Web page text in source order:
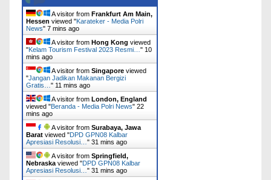
A visitor from Frankfurt Am Main,
Hessen viewed "Karateker - Media Polri
News" 7 mins ago
A visitor from Hong Kong viewed
"Kelam Tourism Festival 2023 Resmi… " 10
mins ago
A visitor from Singapore viewed
"Jangan Jadikan Makanan Bergizi
Gratis… " 11 mins ago
A visitor from London, England
viewed "Beranda - Media Polri News" 22
mins ago
A visitor from Surabaya, Jawa
Barat viewed "DPD GPN08 Kalbar
Apresiasi Resolusi… " 31 mins ago
A visitor from Springfield,
Nebraska viewed "DPD GPN08 Kalbar
Apresiasi Resolusi… " 31 mins ago